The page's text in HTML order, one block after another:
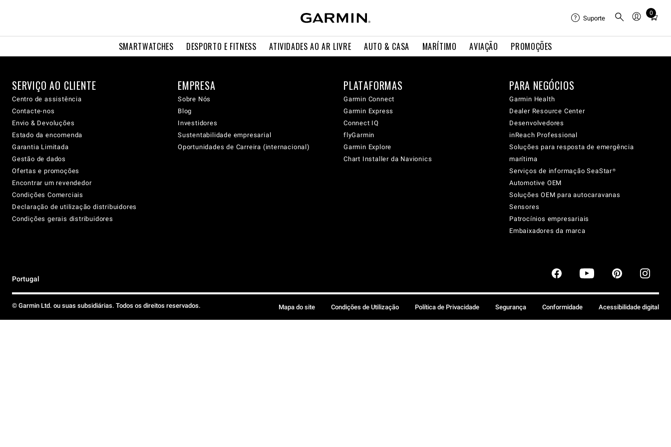
SMARTWATCHES DESPORTO E FITNESS ATIVIDADES AO AR LIVRE AUTO & CASA MARÍTIMO AVIAÇÃO PROMOÇÕES
Suporte
0
Total
cart:
SERVIÇO AO CLIENTE
Centro de assistência
Contacte-nos
Envio & Devoluções
Estado da encomenda
Garantia Limitada
Gestão de dados
Ofertas e promoções
Encontrar um revendedor
Condições Comerciais
Declaração de utilização distribuidores
Condições gerais distribuidores
EMPRESA
Sobre Nós
Blog
Investidores
Sustentabilidade empresarial
Oportunidades de Carreira (internacional)
PLATAFORMAS
Garmin Connect
Garmin Express
Connect IQ
flyGarmin
Garmin Explore
Chart Installer da Navionics
PARA NEGÓCIOS
Garmin Health
Dealer Resource Center
Desenvolvedores
inReach Professional
Soluções para resposta de emergência
marítima
Serviços de informação SeaStar®
Automotive OEM
Soluções OEM para autocaravanas
Sensores
Patrocínios empresariais
Embaixadores da marca
Portugal
© Garmin Ltd. ou suas subsidiárias. Todos os direitos reservados. Mapa do site Condições de Utilização Política de Privacidade Segurança Conformidade Acessibilidade digital